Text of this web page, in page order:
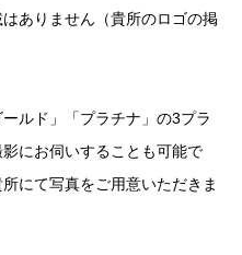
ありません（貴所のロゴの掲
ルド」「プラチナ」の3プラ
にお伺いすることも可能で
にて写真をご用意いただきま